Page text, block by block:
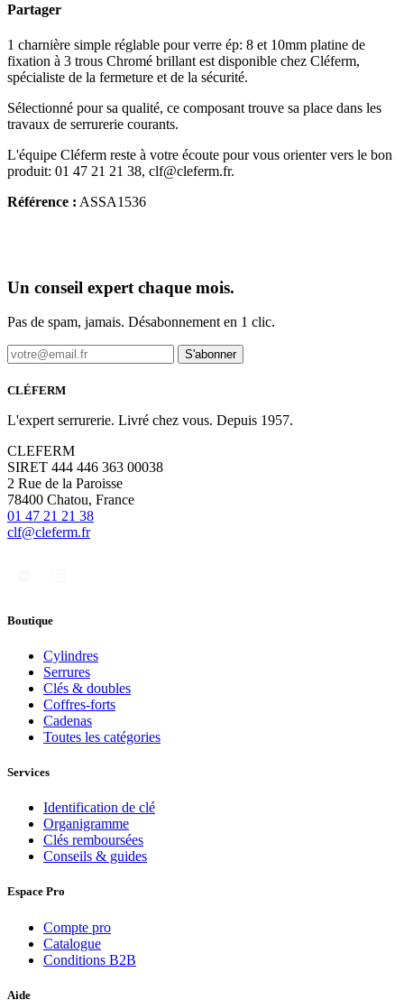
Partager
1 charnière simple réglable pour verre ép: 8 et 10mm platine de
fixation à 3 trous Chromé brillant est disponible chez Cléferm,
spécialiste de la fermeture et de la sécurité.
Sélectionné pour sa qualité, ce composant trouve sa place dans les
travaux de serrurerie courants.
L'équipe Cléferm reste à votre écoute pour vous orienter vers le bon
produit: 01 47 21 21 38, clf@cleferm.fr.
Référence : ASSA1536
Un conseil expert chaque mois.
Pas de spam, jamais. Désabonnement en 1 clic.
S'abonner
CLÉFERM
L'expert serrurerie. Livré chez vous. Depuis 1957.
CLEFERM
SIRET 444 446 363 00038
2 Rue de la Paroisse
78400 Chatou, France
01 47 21 21 38
clf@cleferm.fr
Boutique
Cylindres
Serrures
Clés & doubles
Coffres-forts
Cadenas
Toutes les catégories
Services
Identification de clé
Organigramme
Clés remboursées
Conseils & guides
Espace Pro
Compte pro
Catalogue
Conditions B2B
Aide